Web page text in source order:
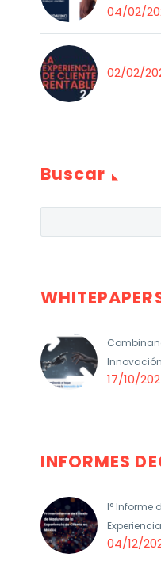
04/02/
02/02/
Buscar
17/10/
INFORMES
I° Informe
04/12/